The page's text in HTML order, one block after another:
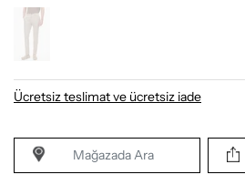
Ücretsiz teslimat ve ücretsiz iade
Mağazada Ara